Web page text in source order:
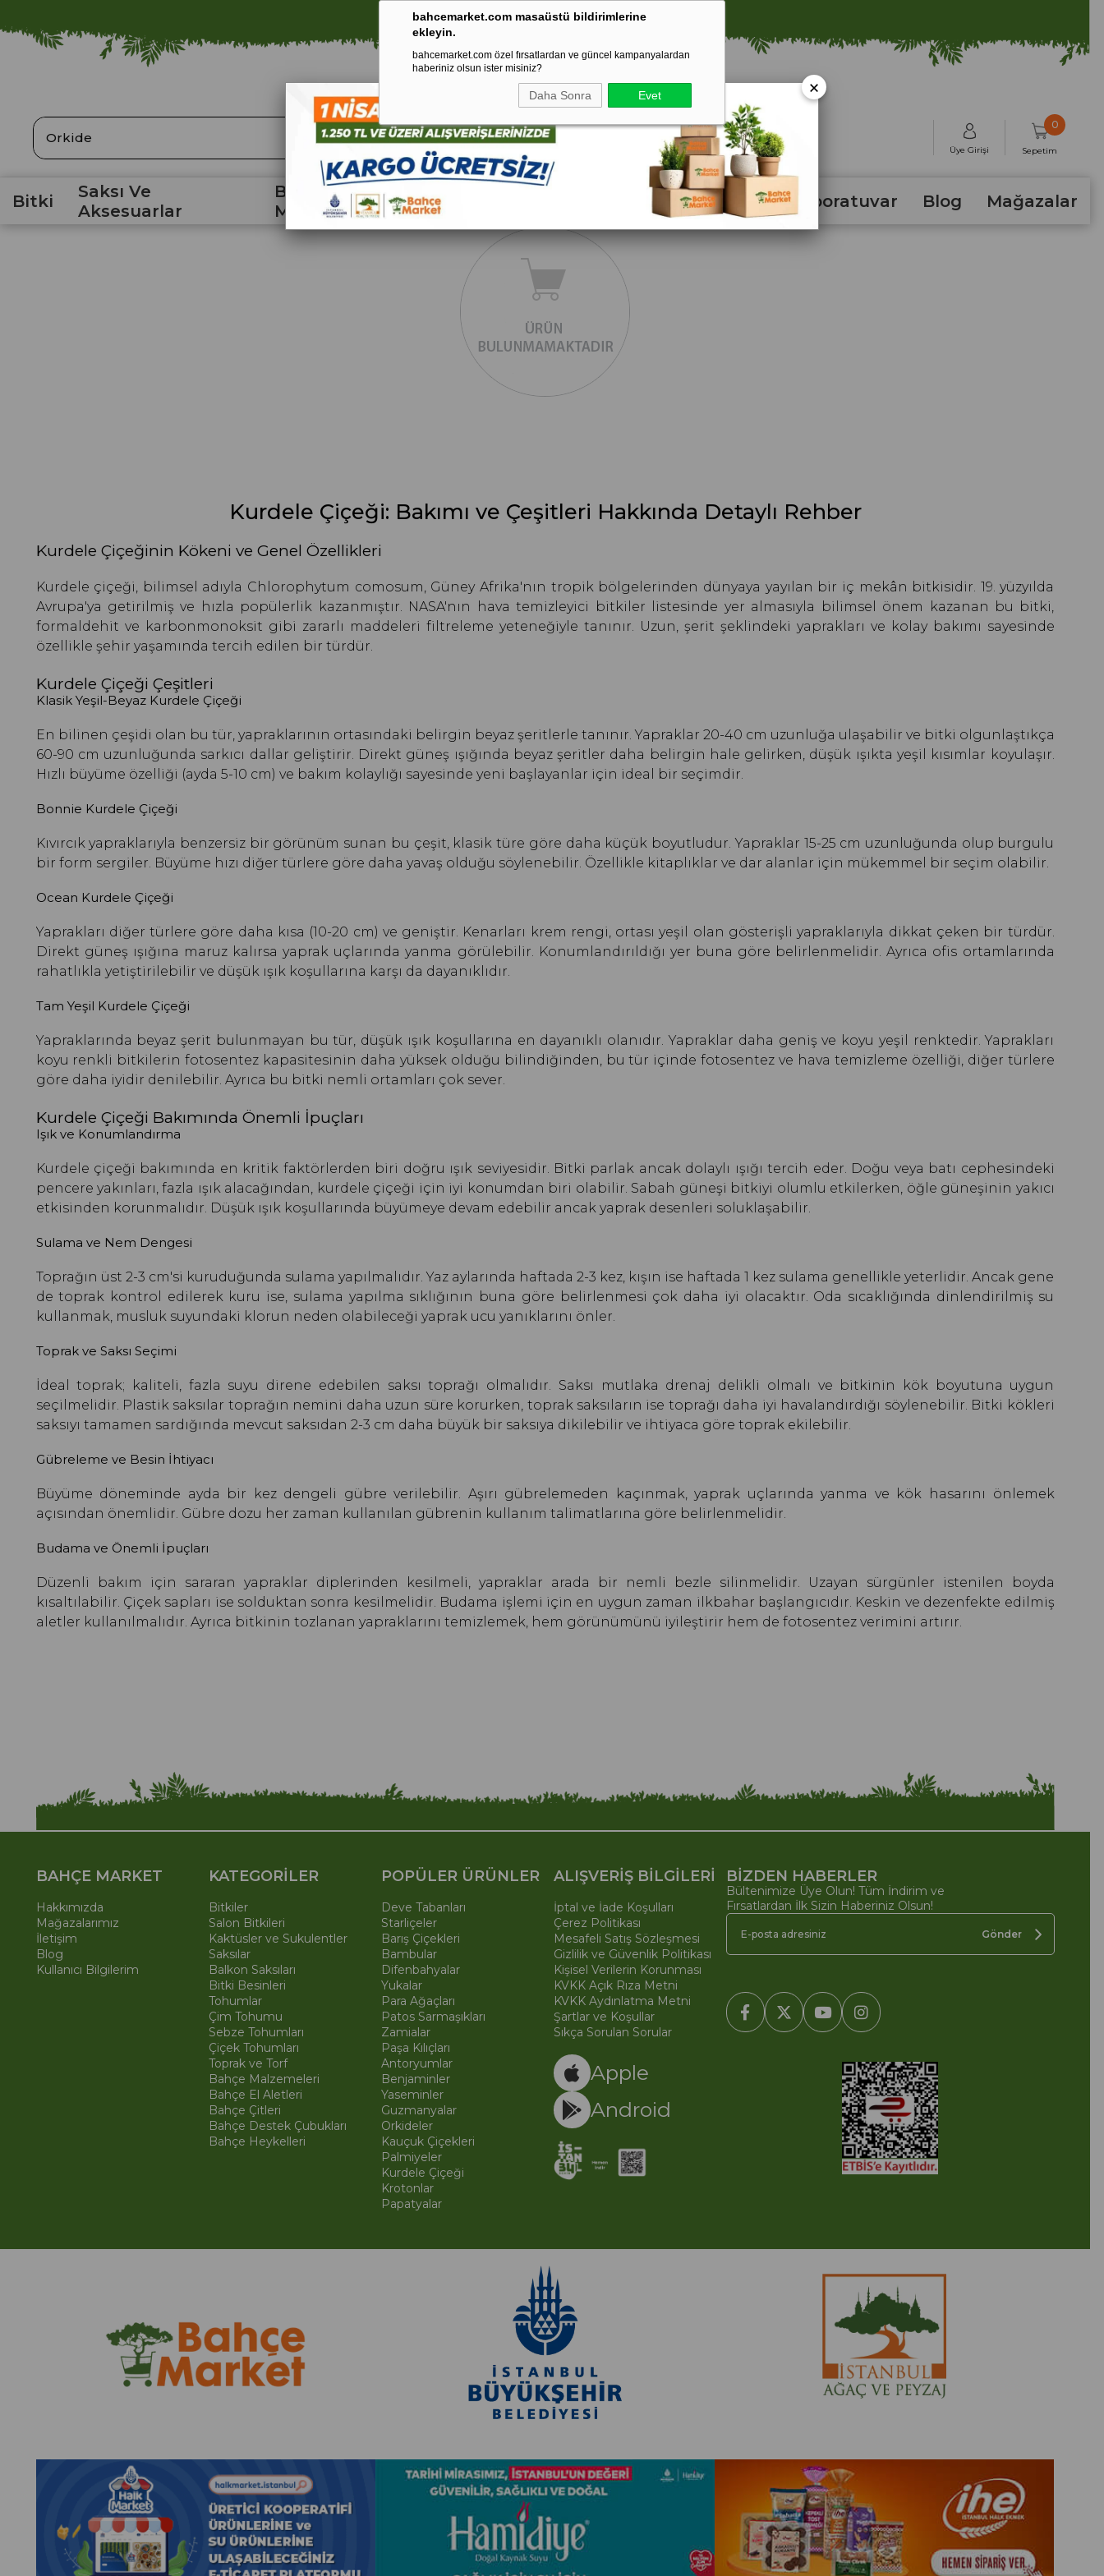
bahcemarket.com masaüstü bildirimlerine
ekleyin.
bahcemarket.com özel fırsatlardan ve güncel kampanyalardan
haberiniz olsun ister misiniz?
Daha Sonra Evet
🚀 1250 TL ÜZERİ ALIŞVERİŞLERDE KARGO ÜCRETSİZ!
⚠️ SATIŞLARIMIZ YALNIZCA İSTANBUL İLİ İLE SINIRLIDIR.
ARA
Üye Girişi Sepetim
0
Bitki
Saksı Ve
Aksesuarlar
Bahçe
Malzemeleri
Tohum Laboratuvar Blog Mağazalar
Kurdele Çiçeği: Bakımı ve Çeşitleri Hakkında Detaylı Rehber
Kurdele Çiçeğinin Kökeni ve Genel Özellikleri
Kurdele çiçeği, bilimsel adıyla Chlorophytum comosum, Güney Afrika'nın tropik bölgelerinden dünyaya yayılan bir iç mekân bitkisidir. 19. yüzyılda
Avrupa'ya getirilmiş ve hızla popülerlik kazanmıştır. NASA'nın hava temizleyici bitkiler listesinde yer almasıyla bilimsel önem kazanan bu bitki,
formaldehit ve karbonmonoksit gibi zararlı maddeleri filtreleme yeteneğiyle tanınır. Uzun, şerit şeklindeki yaprakları ve kolay bakımı sayesinde
özellikle şehir yaşamında tercih edilen bir türdür.
Kurdele Çiçeği Çeşitleri
Klasik Yeşil-Beyaz Kurdele Çiçeği
En bilinen çeşidi olan bu tür, yapraklarının ortasındaki belirgin beyaz şeritlerle tanınır. Yapraklar 20-40 cm uzunluğa ulaşabilir ve bitki olgunlaştıkça
60-90 cm uzunluğunda sarkıcı dallar geliştirir. Direkt güneş ışığında beyaz şeritler daha belirgin hale gelirken, düşük ışıkta yeşil kısımlar koyulaşır.
Hızlı büyüme özelliği (ayda 5-10 cm) ve bakım kolaylığı sayesinde yeni başlayanlar için ideal bir seçimdir.
Bonnie Kurdele Çiçeği
Kıvırcık yapraklarıyla benzersiz bir görünüm sunan bu çeşit, klasik türe göre daha küçük boyutludur. Yapraklar 15-25 cm uzunluğunda olup burgulu
bir form sergiler. Büyüme hızı diğer türlere göre daha yavaş olduğu söylenebilir. Özellikle kitaplıklar ve dar alanlar için mükemmel bir seçim olabilir.
Ocean Kurdele Çiçeği
Yaprakları diğer türlere göre daha kısa (10-20 cm) ve geniştir. Kenarları krem rengi, ortası yeşil olan gösterişli yapraklarıyla dikkat çeken bir türdür.
Direkt güneş ışığına maruz kalırsa yaprak uçlarında yanma görülebilir. Konumlandırıldığı yer buna göre belirlenmelidir. Ayrıca ofis ortamlarında
rahatlıkla yetiştirilebilir ve düşük ışık koşullarına karşı da dayanıklıdır.
Tam Yeşil Kurdele Çiçeği
Yapraklarında beyaz şerit bulunmayan bu tür, düşük ışık koşullarına en dayanıklı olanıdır. Yapraklar daha geniş ve koyu yeşil renktedir. Yaprakları
koyu renkli bitkilerin fotosentez kapasitesinin daha yüksek olduğu bilindiğinden, bu tür içinde fotosentez ve hava temizleme özelliği, diğer türlere
göre daha iyidir denilebilir. Ayrıca bu bitki nemli ortamları çok sever.
Kurdele Çiçeği Bakımında Önemli İpuçları
Işık ve Konumlandırma
Kurdele çiçeği bakımında en kritik faktörlerden biri doğru ışık seviyesidir. Bitki parlak ancak dolaylı ışığı tercih eder. Doğu veya batı cephesindeki
pencere yakınları, fazla ışık alacağından, kurdele çiçeği için iyi konumdan biri olabilir. Sabah güneşi bitkiyi olumlu etkilerken, öğle güneşinin yakıcı
etkisinden korunmalıdır. Düşük ışık koşullarında büyümeye devam edebilir ancak yaprak desenleri soluklaşabilir.
Sulama ve Nem Dengesi
Toprağın üst 2-3 cm'si kuruduğunda sulama yapılmalıdır. Yaz aylarında haftada 2-3 kez, kışın ise haftada 1 kez sulama genellikle yeterlidir. Ancak gene
de toprak kontrol edilerek kuru ise, sulama yapılma sıklığının buna göre belirlenmesi çok daha iyi olacaktır. Oda sıcaklığında dinlendirilmiş su
kullanmak, musluk suyundaki klorun neden olabileceği yaprak ucu yanıklarını önler.
Toprak ve Saksı Seçimi
İdeal toprak; kaliteli, fazla suyu direne edebilen saksı toprağı olmalıdır. Saksı mutlaka drenaj delikli olmalı ve bitkinin kök boyutuna uygun
seçilmelidir. Plastik saksılar toprağın nemini daha uzun süre korurken, toprak saksıların ise toprağı daha iyi havalandırdığı söylenebilir. Bitki kökleri
saksıyı tamamen sardığında mevcut saksıdan 2-3 cm daha büyük bir saksıya dikilebilir ve ihtiyaca göre toprak ekilebilir.
Gübreleme ve Besin İhtiyacı
Büyüme döneminde ayda bir kez dengeli gübre verilebilir. Aşırı gübrelemeden kaçınmak, yaprak uçlarında yanma ve kök hasarını önlemek
açısından önemlidir. Gübre dozu her zaman kullanılan gübrenin kullanım talimatlarına göre belirlenmelidir.
Budama ve Önemli İpuçları
Düzenli bakım için sararan yapraklar diplerinden kesilmeli, yapraklar arada bir nemli bezle silinmelidir. Uzayan sürgünler istenilen boyda
kısaltılabilir. Çiçek sapları ise solduktan sonra kesilmelidir. Budama işlemi için en uygun zaman ilkbahar başlangıcıdır. Keskin ve dezenfekte edilmiş
aletler kullanılmalıdır. Ayrıca bitkinin tozlanan yapraklarını temizlemek, hem görünümünü iyileştirir hem de fotosentez verimini artırır.
BAHÇE MARKET
Hakkımızda
Mağazalarımız
İletişim
Blog
Kullanıcı Bilgilerim
KATEGORİLER
Bitkiler
Salon Bitkileri
Kaktüsler ve Sukulentler
Saksılar
Balkon Saksıları
Bitki Besinleri
Tohumlar
Çim Tohumu
Sebze Tohumları
Çiçek Tohumları
Toprak ve Torf
Bahçe Malzemeleri
Bahçe El Aletleri
Bahçe Çitleri
Bahçe Destek Çubukları
Bahçe Heykelleri
POPÜLER ÜRÜNLER
Deve Tabanları
Starliçeler
Barış Çiçekleri
Bambular
Difenbahyalar
Yukalar
Para Ağaçları
Patos Sarmaşıkları
Zamialar
Paşa Kılıçları
Antoryumlar
Benjaminler
Yaseminler
Guzmanyalar
Orkideler
Kauçuk Çiçekleri
Palmiyeler
Kurdele Çiçeği
Krotonlar
Papatyalar
ALIŞVERİŞ BİLGİLERİ
İptal ve İade Koşulları
Çerez Politikası
Mesafeli Satış Sözleşmesi
Gizlilik ve Güvenlik Politikası
Kişisel Verilerin Korunması
KVKK Açık Rıza Metni
KVKK Aydınlatma Metni
Şartlar ve Koşullar
Sıkça Sorulan Sorular
Apple
Android
BİZDEN HABERLER
Bültenimize Üye Olun! Tüm İndirim ve
Fırsatlardan İlk Sizin Haberiniz Olsun!
Gönder
×